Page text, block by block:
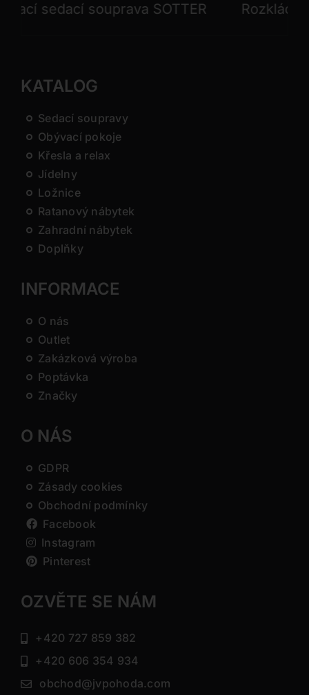
sedací souprava SOTTER Rozkládací
KATALOG
Sedací soupravy
Obývací pokoje
Křesla a relax
Jídelny
Ložnice
Ratanový nábytek
Zahradní nábytek
Doplňky
INFORMACE
O nás
Outlet
Zakázková výroba
Poptávka
Značky
O NÁS
GDPR
Zásady cookies
Obchodní podmínky
Facebook
Instagram
Pinterest
OZVĚTE SE NÁM
+420 727 859 382
+420 606 354 934
obchod@jvpohoda.com